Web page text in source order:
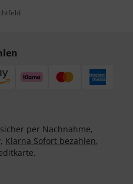
per Nachnahme,
Klarna Sofort bezahlen,